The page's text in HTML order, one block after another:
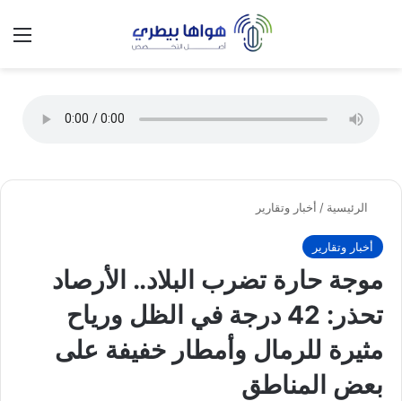
الوضع
الرئيسية / أخبار وتقارير
أخبار وتقارير
موجة حارة تضرب البلاد.. الأرصاد
تحذر: 42 درجة في الظل ورياح
مثيرة للرمال وأمطار خفيفة على
بعض المناطق